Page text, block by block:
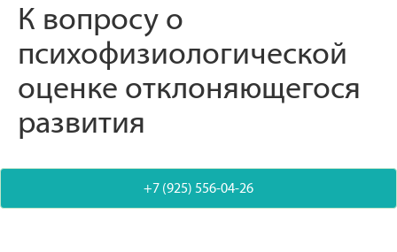
К вопросу о
психофизиологической
оценке отклоняющегося
развития
+7 (925) 556-04-26